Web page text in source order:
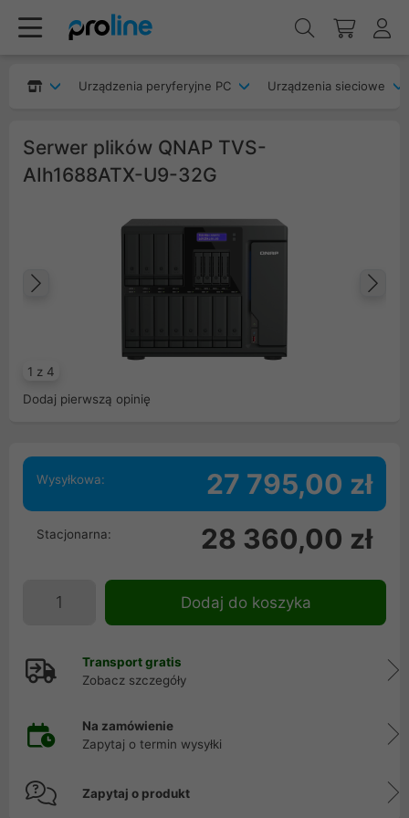
Urządzenia peryferyjne PC Urządzenia sieciowe
Serwer plików QNAP TVS-
AIh1688ATX-U9-32G
1 z 4
Poprzedni
Dodaj pierwszą opinię
Wysyłkowa: 27 795,00 zł
Stacjonarna: 28 360,00 zł
Dodaj do koszyka
Transport gratis
Zobacz szczegóły
Na zamówienie
Zapytaj o termin wysyłki
Zapytaj o produkt